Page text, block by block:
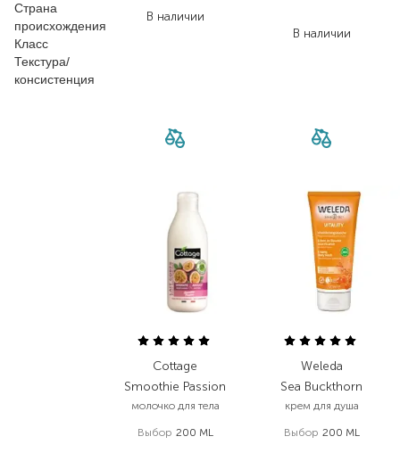
Страна
происхождения
Класс
Текстура/
консистенция
В наличии
В наличии
Cottage
Smoothie Passion
молочко для тела
Выбор 200 ML
Weleda
Sea Buckthorn
крем для душа
Выбор 200 ML